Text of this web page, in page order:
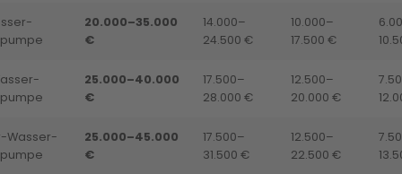
20.000–35.000
€
14.000–
24.500 €
10.000–
17.500 €
25.000–40.000
€
17.500–
28.000 €
12.500–
20.000 €
Wasser-
25.000–45.000
€
17.500–
31.500 €
12.500–
22.500 €